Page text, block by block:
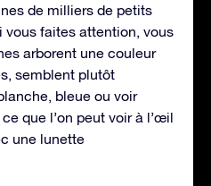
de milliers de petits
vous faites attention, vous
arborent une couleur
semblent plutôt
bleue ou voir
que l’on peut voir à l’œil
une lunette